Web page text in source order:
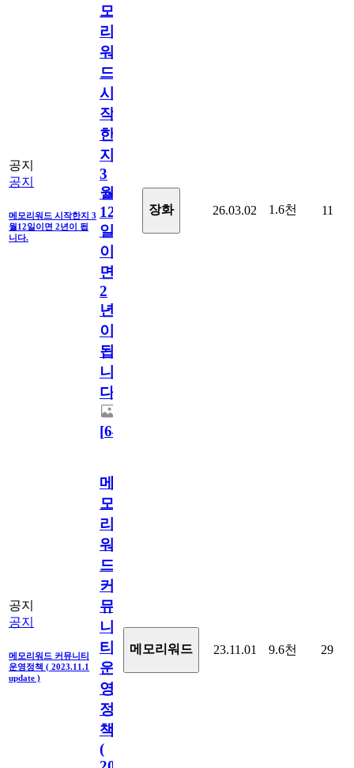
공지
공지
메모리워드 시작한지 3
월12일이면 2년이 됩
니다.
모
리
워
드
시
작
한
지
3
월
12
일
이
면
2
년
이
됩
니
다.
[64
장화 26.03.02 1.6천 11
공지
공지
메모리워드 커뮤니티
운영정책 ( 2023.11.1
update )
메
모
리
워
드
커
뮤
니
티
운
영
정
책
(
메모리워드 23.11.01 9.6천 29